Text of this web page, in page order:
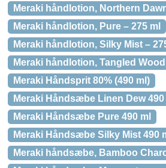
Meraki håndlotion, Northern
Meraki håndlotion, Pure – 275 ml
Meraki håndlotion, Silky Mist –
Meraki håndlotion, Tangled
Meraki Håndsprit 80% (490 ml)
Meraki Håndsæbe Linen Dew 490
Meraki Håndsæbe Pure 490 ml
Meraki Håndsæbe Silky Mist 490
Meraki håndsæbe, Bamboo